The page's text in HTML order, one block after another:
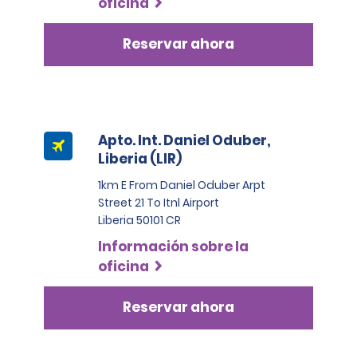
comerciales, los arrendatarios deben presentar al
menos dos tarjetas de crédito a su nombre. Una de
estas debe ser una Visa, MasterCard o American
Reservar ahora
Apto. Int. Daniel Oduber,
Liberia (LIR)
1km E From Daniel Oduber Arpt
Street 21 To Itnl Airport
Liberia 50101 CR
Información sobre la
oficina
Reservar ahora